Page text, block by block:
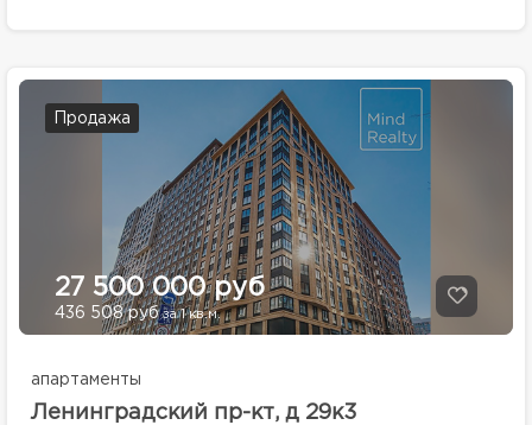
Продажа
27 500 000 руб
436 508 рубза 1 кв.м.
апартаменты
Ленинградский пр-кт, д 29к3